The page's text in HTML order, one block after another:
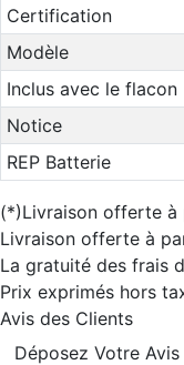
Certification
Modèle
Inclus avec le flacon
Notice
REP Batterie
(*)Livraison offerte
Livraison offerte à
La gratuité des frais
Prix exprimés hors
Avis des Clients
Déposez Votre Avis